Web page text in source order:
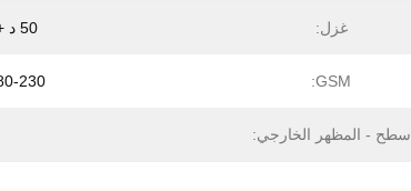
غزل: 50 د + 40 د
GSM:
180-230
سطح - المظهر الخارجي: